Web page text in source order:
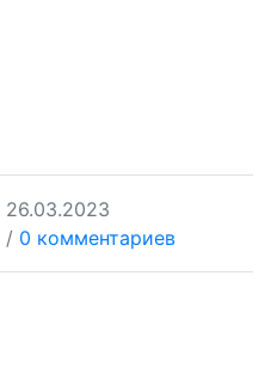
26.03.2023
/ 0 комментариев